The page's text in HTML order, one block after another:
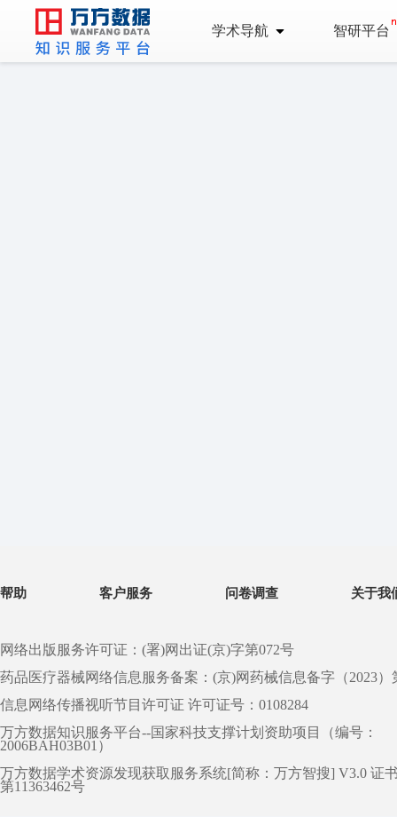
学术导航 智研平台
帮助 客户服务 问卷调查 关于我
网络出版服务许可证：(署)网出证(京)字第072号
药品医疗器械网络信息服务备案：(京)网药械信息备字（2023）
信息网络传播视听节目许可证 许可证号：0108284
万方数据知识服务平台--国家科技支撑计划资助项目（编号：
2006BAH03B01）
万方数据学术资源发现获取服务系统[简称：万方智搜] V3.0 证
第11363462号